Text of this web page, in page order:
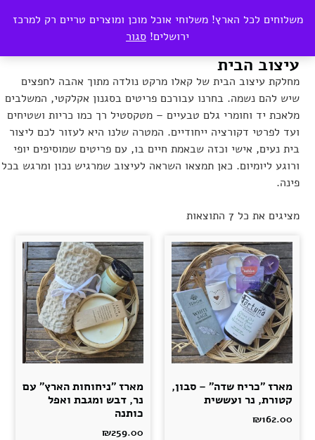
משלוחים לכל הארץ! משלוחי אוכל מוכן ומוצרים טריים רק למרכז
ירושלים! סגור
₪0.00
עיצוב הבית
מחלקת עיצוב הבית של קאלו מרקט נולדה מתוך אהבה לחפצים
שיש להם נשמה. בחרנו עבורכם פריטים בסגנון אקלקטי, המשלבים
מלאכת יד וחומרי גלם טבעיים – מטקסטיל רך כמו כריות ושטיחים
ועד לפרטי דקורציה ייחודיים. המטרה שלנו היא לעזור לכם ליצור
בית נעים, אישי וכזה שבאמת חיים בו, עם פריטים שמוסיפים יופי
ורוגע ליומיום. כאן תמצאו השראה לעיצוב שמרגיש נכון ומרגש בכל
פינה.
מציגים את כל ⁦7⁩ התוצאות
מארז "כריח שדה" – סבון,
קטורת, נר ועששית
₪162.00
מארז "ניחוחות הארץ" עם
נר, דבש ומגבת ואפל
כותנה
₪259.00